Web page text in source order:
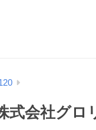
式会社グ